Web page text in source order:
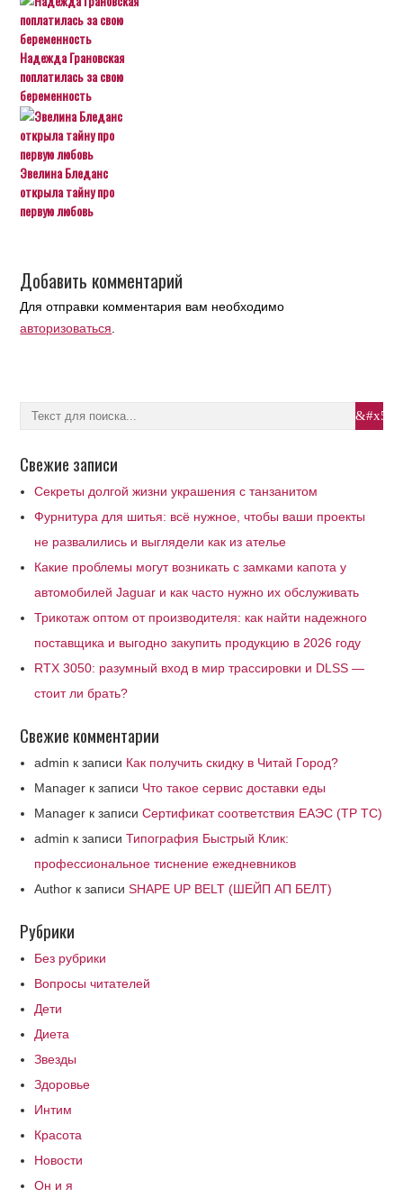
Надежда Грановская
поплатилась за свою
беременность
Эвелина Бледанс
открыла тайну про
первую любовь
Добавить комментарий
Для отправки комментария вам необходимо
авторизоваться
Свежие записи
Секреты долгой жизни украшения с танзанитом
Фурнитура для шитья: всё нужное, чтобы ваши проекты
не развалились и выглядели как из ателье
Какие проблемы могут возникать с замками капота у
автомобилей Jaguar и как часто нужно их обслуживать
Трикотаж оптом от производителя: как найти надежного
поставщика и выгодно закупить продукцию в 2026 году
RTX 3050: разумный вход в мир трассировки и DLSS —
стоит ли брать?
Свежие комментарии
admin к записи Как получить скидку в Читай Город?
Manager к записи Что такое сервис доставки еды
Manager к записиСертификат соответствия ЕАЭС (ТР ТС)
admin к записиТипография Быстрый Клик:
профессиональное тиснение ежедневников
Author к записиSHAPE UP BELT (ШЕЙП АП БЕЛТ)
Рубрики
Без рубрики
Вопросы читателей
Дети
Диета
Звезды
Здоровье
Интим
Красота
Новости
Он и я